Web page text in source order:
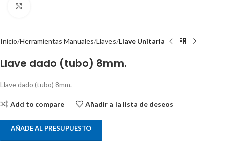
Inicio Herramientas Manuales Llaves Llave Unitaria
Llave dado (tubo) 8mm.
Llave dado (tubo) 8mm.
Add to compare Añadir a la lista de deseos
AÑADE AL PRESUPUESTO